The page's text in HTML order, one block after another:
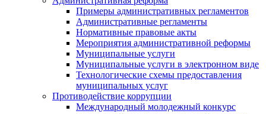
Примеры административных регламентов
Административные регламенты
Нормативные правовые акты
Мероприятия административной реформы
Муниципальные услуги
Муниципальные услуги в электронном виде
Технологические схемы предоставления
муниципальных услуг
Противодействие коррупции
Международный молодежный конкурс